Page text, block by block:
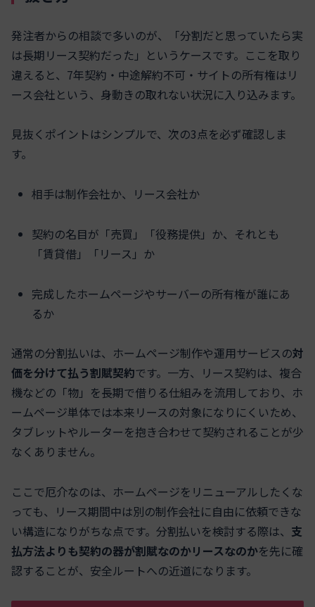
発注者からの相談で多いのが、「分割だと思っていたら実
は長期リース契約だった」というケースです。ここを取り
違えると、7年契約・中途解約不可・サイトの所有権はリ
ース会社という、身動きの取れない状況に入り込みます。
見抜くポイントはシンプルで、次の3点を必ず確認しま
す。
相手は制作会社か、リース会社か
契約の名目が「売買」「役務提供」か、それとも
「賃貸借」「リース」か
完成したホームページやサーバーの所有権が誰にあ
るか
通常の分割払いは、ホームページ制作や運用サービスの対
価を分けて払う割賦契約です。一方、リース契約は、複合
機などの「物」を長期で借りる仕組みを流用しており、ホ
ームページ単体では本来リースの対象になりにくいため、
タブレットやルーターを抱き合わせて契約されることが少
なくありません。
ここで厄介なのは、ホームページをリニューアルしたくな
っても、リース期間中は別の制作会社に自由に依頼できな
い構造になりがちな点です。分割払いを検討する際は、 支
払方法よりも契約の器が割賦なのかリースなのかを先に確
認することが、安全ルートへの近道になります。